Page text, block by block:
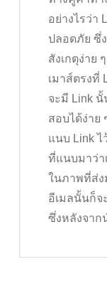
อย่างไรว่า
ปลอดภัย ซึ่
สังเกตุง่าย
เมาส์ตรงที่
จะมี Link
สอบได้ง่าย
แนบ Link
ที่แนบมาว่า
ในภาพที่ส่ง
อีเมลนั้นก็จ
ซึ่งหลังจาก